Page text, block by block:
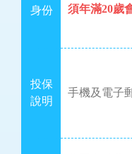
身份
須年滿20歲
投保
說明
手機及電子